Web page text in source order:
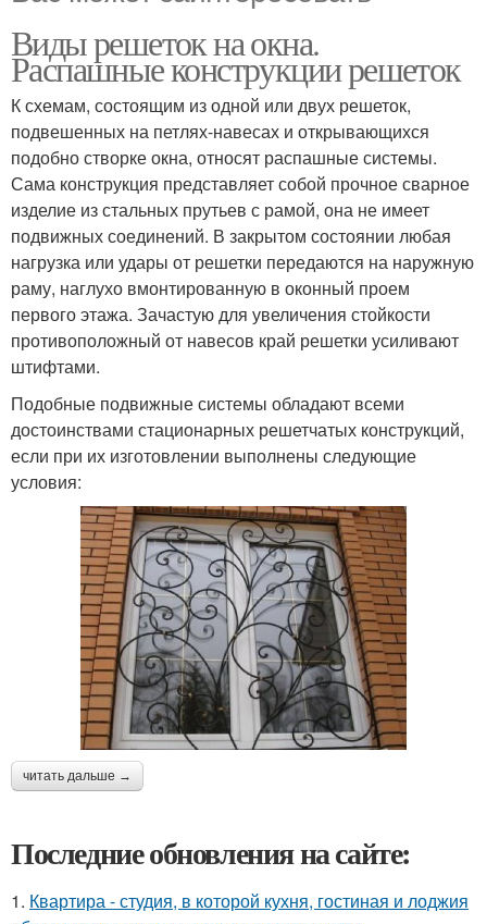
Виды решеток на окна.
Распашные конструкции решеток
К схемам, состоящим из одной или двух решеток,
подвешенных на петлях-навесах и открывающихся
подобно створке окна, относят распашные системы.
Сама конструкция представляет собой прочное сварное
изделие из стальных прутьев с рамой, она не имеет
подвижных соединений. В закрытом состоянии любая
нагрузка или удары от решетки передаются на наружную
раму, наглухо вмонтированную в оконный проем
первого этажа. Зачастую для увеличения стойкости
противоположный от навесов край решетки усиливают
штифтами.
Подобные подвижные системы обладают всеми
достоинствами стационарных решетчатых конструкций,
если при их изготовлении выполнены следующие
условия:
читать дальше →
Последние обновления на сайте:
1. Квартира - студия, в которой кухня, гостиная и лоджия